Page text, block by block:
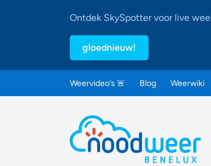
Ontdek SkySpotter voor live
gloednieuw!
Weervideo’s 🚨 Blog Weerwiki